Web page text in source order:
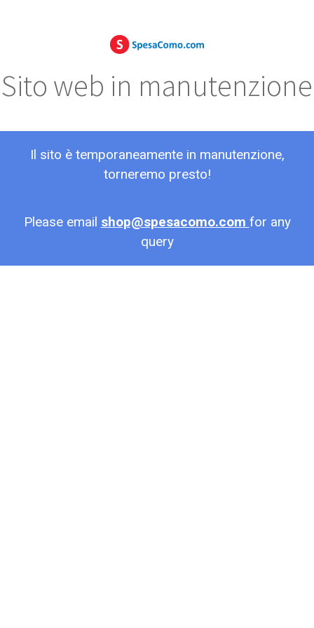
Sito web in manutenzione
Il sito è temporaneamente in manutenzione,
torneremo presto!
Please email shop@spesacomo.com for any
query